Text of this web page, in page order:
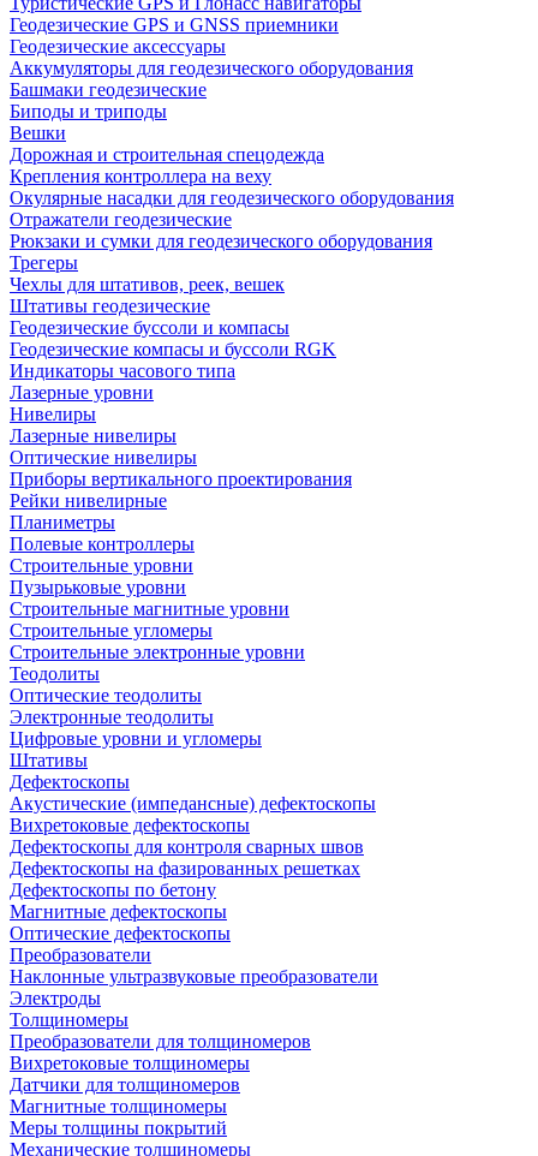
Геодезические GPS и GNSS приемники
Геодезические аксессуары
Аккумуляторы для геодезического оборудования
Башмаки геодезические
Биподы и триподы
Вешки
Дорожная и строительная спецодежда
Крепления контроллера на веху
Окулярные насадки для геодезического оборудования
Отражатели геодезические
Рюкзаки и сумки для геодезического оборудования
Трегеры
Чехлы для штативов, реек, вешек
Штативы геодезические
Геодезические буссоли и компасы
Геодезические компасы и буссоли RGK
Индикаторы часового типа
Лазерные уровни
Нивелиры
Лазерные нивелиры
Оптические нивелиры
Приборы вертикального проектирования
Рейки нивелирные
Планиметры
Полевые контроллеры
Строительные уровни
Пузырьковые уровни
Строительные магнитные уровни
Строительные угломеры
Строительные электронные уровни
Теодолиты
Оптические теодолиты
Электронные теодолиты
Цифровые уровни и угломеры
Штативы
Дефектоскопы
Акустические (импедансные) дефектоскопы
Вихретоковые дефектоскопы
Дефектоскопы для контроля сварных швов
Дефектоскопы на фазированных решетках
Дефектоскопы по бетону
Магнитные дефектоскопы
Оптические дефектоскопы
Преобразователи
Наклонные ультразвуковые преобразователи
Электроды
Толщиномеры
Преобразователи для толщиномеров
Вихретоковые толщиномеры
Датчики для толщиномеров
Магнитные толщиномеры
Меры толщины покрытий
Механические толщиномеры